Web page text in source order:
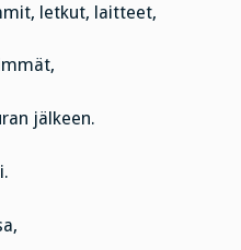
letkut, laitteet,
jälkeen.